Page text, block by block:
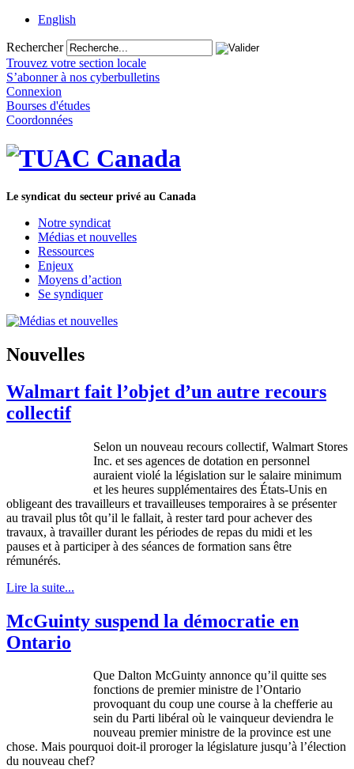
English
Rechercher
Trouvez votre section locale
S’abonner à nos cyberbulletins
Connexion
Bourses d'études
Coordonnées
Le syndicat du secteur privé au Canada
Notre syndicat
Médias et nouvelles
Ressources
Enjeux
Moyens d’action
Se syndiquer
Nouvelles
Walmart fait l’objet d’un autre recours
collectif
Selon un nouveau recours collectif, Walmart Stores
Inc. et ses agences de dotation en personnel
auraient violé la législation surle salaire minimum
et les heures supplémentaires des États-Unis en
obligeant des travailleurs et travailleuses temporaires à se présenter
au travail plus tôt qu’il le fallait, à restertard pouracheverdes
travaux, à travailler durant les périodes de repas du midi et les
pauses et à participer à des séances de formation sans être
rémunérés.
Lire la suite...
McGuinty suspend la démocratie en
Ontario
Que Dalton McGuinty annonce qu’il quitte ses
fonctions de premierministre de l’Ontario
provoquantdu coup une course à la chefferie au
sein du Parti libéral où le vainqueur deviendra le
nouveau premierministre de la province est une
chose. Mais pourquoi doit-il prorogerla législature jusqu’à l’élection
du nouveau chef?